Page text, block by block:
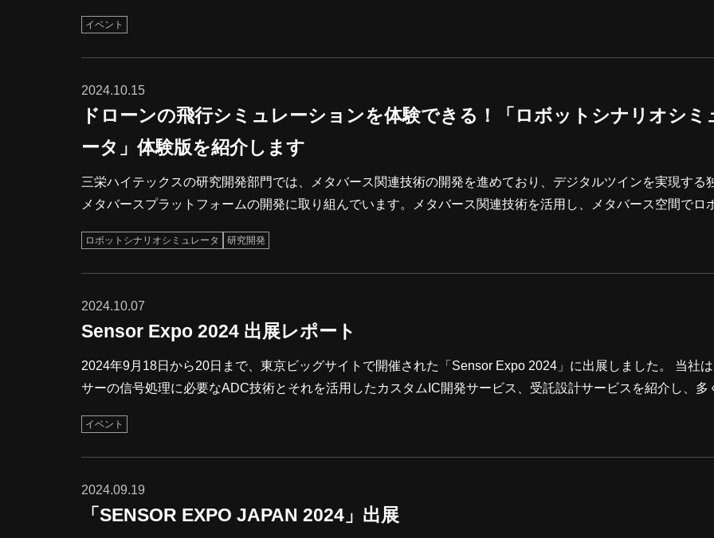
き、式典は和やかな雰囲気で進行しました。 この契約を通じて、静岡大学との連携を一層強化し、地域社会に貢献す
ることを目指してまいります。今後とも、教育と技術の融合を進め、新たな価値を創造していく所存です。 最後に、
イベント
2024.10.15
ドローンの飛行シミュレーションを体験できる！「ロボットシナリオシミ
ータ」体験版を紹介します
三栄ハイテックスの研究開発部門では、メタバース関連技術の開発を進めており、デジタルツインを実現する
メタバースプラットフォームの開発に取り組んでいます。メタバース関連技術を活用し、メタバース空間でロ
月に、「ロボットシナリオシミュレータ」の体験版をリリースしました。体験版では、開発中の一部機能を体
だけます。本ブログでは、「ロボットシナリオシミュレータ」の概要と、今回リリースした体験版の機能をご
ロボットシナリオシミュレータ 研究開発
2024.10.07
Sensor Expo 2024 出展レポート
2024年9月18日から20日まで、東京ビッグサイトで開催された「Sensor Expo 2024」に出展しました。 当社
サーの信号処理に必要なADC技術とそれを活用したカスタムIC開発サービス、受託設計サービスを紹介し、多
IC開発サービス 自社開発半導体IPサービス 半導体受託設計サービス 多くの業界関係者がブースに訪れ、積極的に製品
やサービスに関するご質問をいただきました。Sensor Expo 2024への出展を通じて、多くの方々との貴重な出
イベント
2024.09.19
「SENSOR EXPO JAPAN 2024」出展